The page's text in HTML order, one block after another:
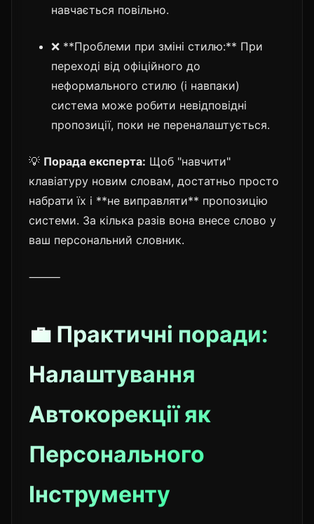
навчається повільно.
❌ **Проблеми при зміні стилю:** При
переході від офіційного до
неформального стилю (і навпаки)
система може робити невідповідні
пропозиції, поки не переналаштується.
💡 Порада експерта: Щоб "навчити"
клавіатуру новим словам, достатньо просто
набрати їх і **не виправляти** пропозицію
системи. За кілька разів вона внесе слово у
ваш персональний словник.
⸻
💼 Практичні поради:
Налаштування
Автокорекції як
Персонального
Інструменту